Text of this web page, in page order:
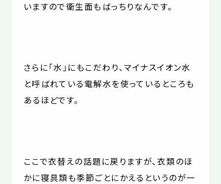
いますので衛生面もばっちりなんです。
さらに「水」にもこだわり、マイナスイオン水
と呼ばれている電解水を使っているところも
あるほどです。
ここで衣替えの話題に戻りますが、衣類のほ
かに寝具類も季節ごとにかえるというのが一